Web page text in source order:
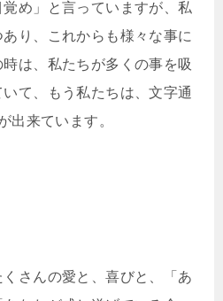
め」と言っていますが、私
り、これからも様々な事に
は、私たちが多くの事を吸
て、もう私たちは、文字通
出来ています。
さんの愛と、喜びと、「あ